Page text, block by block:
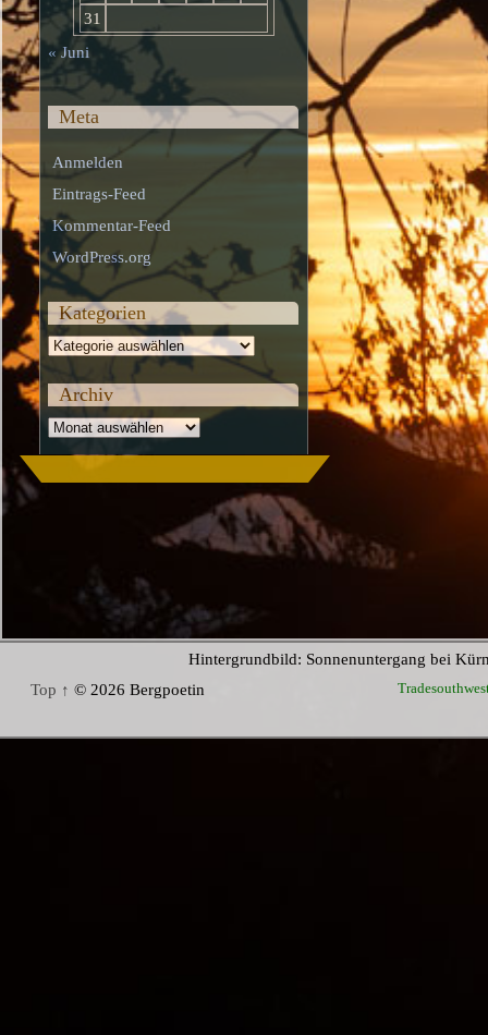
31
« Juni
Meta
Anmelden
Eintrags-Feed
Kommentar-Feed
WordPress.org
Kategorien
Kategorien
Archiv
Archiv
Hintergrundbild: Sonnenuntergang bei
Top ↑ © 2026 Bergpoetin